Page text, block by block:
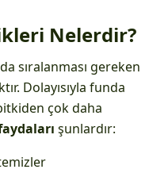
Nelerdir?
sıralanması gereken
Dolayısıyla funda
çok daha
şunlardır: